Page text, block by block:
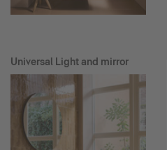
Universal Light and mirror